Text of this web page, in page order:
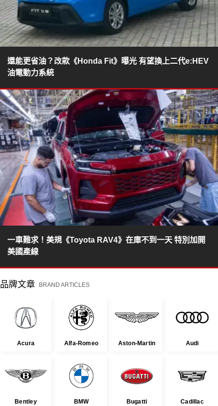
還能更省油？改款《Honda Fit》曝光 有望換上二代e:HEV
油電動力系統
一車難求！美規《Toyota RAV4》在庫不到一天 特別加開
美國產線
品牌文章 BRAND ARTICLES
Acura Alfa-Romeo Aston-Martin Audi
Bentley BMW Bugatti Cadillac